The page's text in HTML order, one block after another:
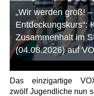
„Wir werden groß!
Entdeckungskurs“:
Zusammenhalt im
(04.08.2026) auf
Das einzigartige
zwölf Jugendliche nun